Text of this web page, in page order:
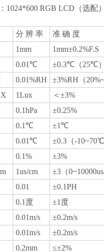
1024*600 RGB LCD（选配）
分 辨 率
准 确 度
1mm
1mm±0.2%F.S
0.01℃
±0.3℃（25℃）
0.01%RH
±3%RH（
1Lux
＜±3%
0.1hPa
±0.25%
0.1℃
±1℃
0.01℃
±0.3（-10~70℃
0.1%
±3%
1us/cm
±3（
0.01
±0.1PH
0.1度
±1度
0.01m/s
±0.2m/s
0.01m/s
±0.2m/s
0.2mm
≤±2%